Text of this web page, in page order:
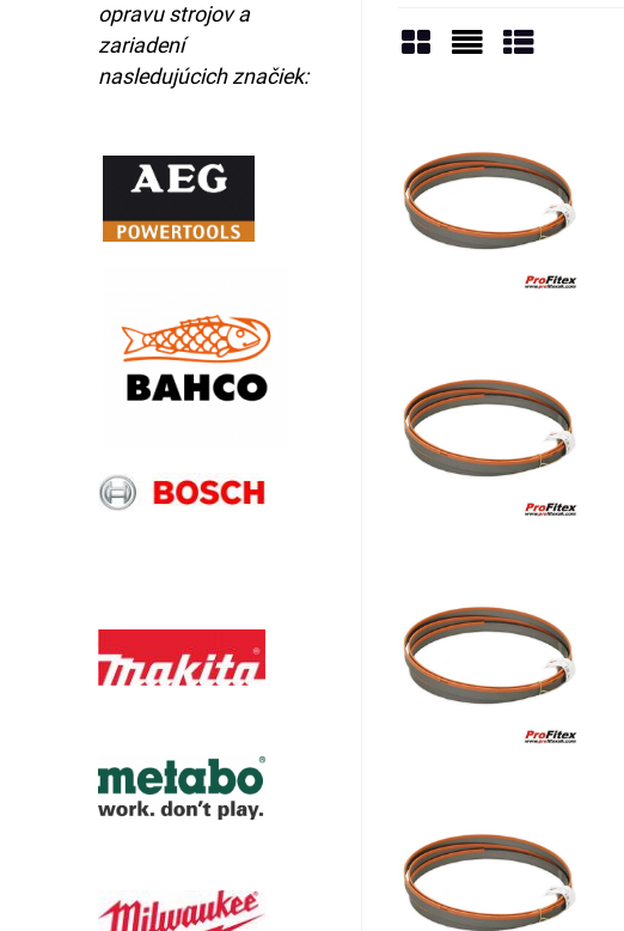
opravu strojov a
zariadení
nasledujúcich značiek: